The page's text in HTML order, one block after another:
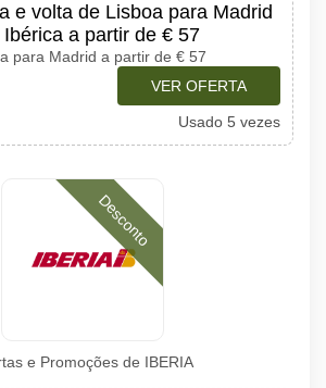
e volta de Lisboa para Madrid
a partir de € 57
para Madrid a partir de € 57
VER OFERTA
Usado 5 vezes
Desconto
e Promoções de IBERIA